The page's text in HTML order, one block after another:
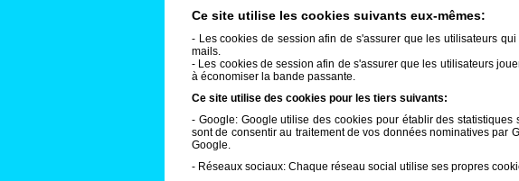
Ce site utilise les cookies suivants eux-mêmes:
- Les cookies de session afin de s'assurer que les utilisateurs
mails.
- Les cookies de session afin de s'assurer que les utilisateurs
à économiser la bande passante.
Ce site utilise des cookies pour les tiers suivants:
- Google: Google utilise des cookies pour établir des
sont de consentir au traitement de vos données nominatives par
Google.
- Réseaux sociaux: Chaque réseau social utilise ses propres